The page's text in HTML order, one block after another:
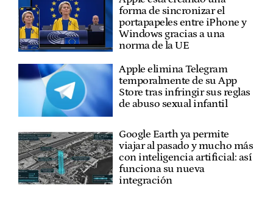
forma de sincronizar el
portapapeles entre iPhone y
Windows gracias a una
norma de la UE
Apple elimina Telegram
temporalmente de su App
Store tras infringir sus reglas
de abuso sexual infantil
Google Earth ya permite
viajar al pasado y mucho más
con inteligencia artificial: así
funciona su nueva
integración